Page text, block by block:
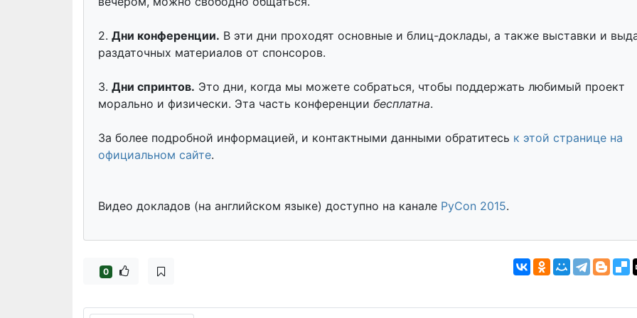
2. Дни конференции. В эти дни проходят основные и блиц-доклады, а также выставки и
раздаточных материалов от спонсоров.
3. Дни спринтов. Это дни, когда мы можете собраться, чтобы поддержать любимый проект
морально и физически. Эта часть конференции бесплатна.
За более подробной информацией, и контактными данными обратитесь к этой странице на
официальном сайте.
Видео докладов (на английском языке) доступно на канале PyCon 2015.
0